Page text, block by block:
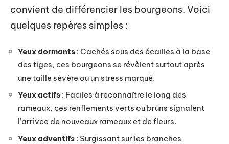
convient de différencier les bourgeons. Voici
quelques repères simples :
Yeux dormants : Cachés sous des écailles à la base
des tiges, ces bourgeons se révèlent surtout après
une taille sévère ou un stress marqué.
Yeux actifs : Faciles à reconnaître le long des
rameaux, ces renflements verts ou bruns signalent
l’arrivée de nouveaux rameaux et de fleurs.
Yeux adventifs : Surgissant sur les branches